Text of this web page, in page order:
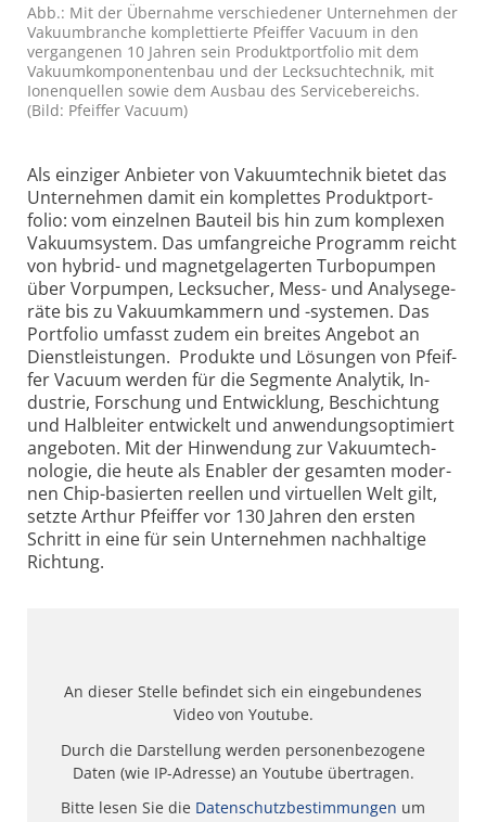
Abb.: Mit der Über­nahme verschiedener Unter­nehmen der
Vakuum­branche kom­plet­tierte Pfeiffer Vacuum in den
vergan­genen 10 Jahren sein Produkt­port­folio mit dem
Vakuum­kompo­nen­ten­bau und der Leck­such­technik, mit
Ionen­quellen sowie dem Ausbau des Service­bereichs.
(Bild: Pfeiffer Vacuum)
Als ein­ziger An­bieter von Vaku­um­tech­nik bietet das
Unter­neh­men damit ein kom­plet­tes Pro­dukt­port­
folio: vom ein­zel­nen Bau­teil bis hin zum kom­ple­xen
Vaku­umsystem. Das um­fang­reiche Pro­gramm reicht
von hyb­rid- und mag­netge­lager­ten Tur­bo­pum­pen
über Vor­pum­pen, Leck­su­cher, Mess- und Analy­sege­
räte bis zu Vaku­um­kam­mern und -syste­men. Das
Port­folio um­fasst zu­dem ein brei­tes Ange­bot an
Dienstleis­tun­gen. Pro­dukte und Lö­sun­gen von Pfeif­
fer Va­cuum wer­den für die Seg­mente Analy­tik, In­
dust­rie, For­schung und Ent­wick­lung, Be­schichtung
und Halb­leiter entwi­ckelt und an­wen­dungsopti­miert
ange­bo­ten. Mit der Hin­wen­dung zur Vaku­um­tech­
nolo­gie, die heute als Enab­ler der ge­sam­ten mo­der­
nen Chip-ba­sier­ten reel­len und virtu­ellen Welt gilt,
setzte Arthur Pfeif­fer vor 130 Jah­ren den ersten
Schritt in eine für sein Unter­neh­men nach­hal­tige
Rich­tung.
An dieser Stelle befindet sich ein eingebundenes
Video von Youtube.
Durch die Darstellung werden personenbezogene
Daten (wie IP-Adresse) an Youtube übertragen.
Bitte lesen Sie die Datenschutzbestimmungen um